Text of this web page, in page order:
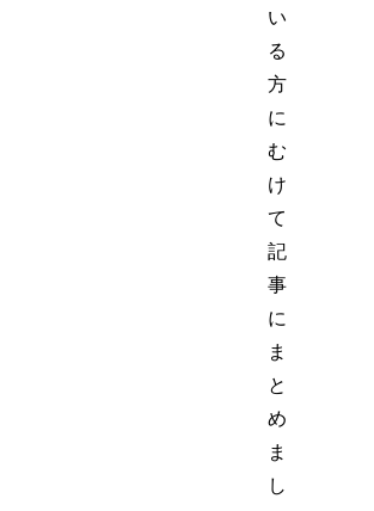
い
る
方
に
む
け
て
記
事
に
ま
と
め
ま
し